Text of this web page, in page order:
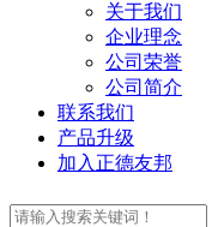
关于我们
企业理念
公司荣誉
公司简介
联系我们
产品升级
加入正德友邦